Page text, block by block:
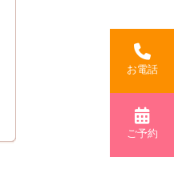
お電話
ご予約